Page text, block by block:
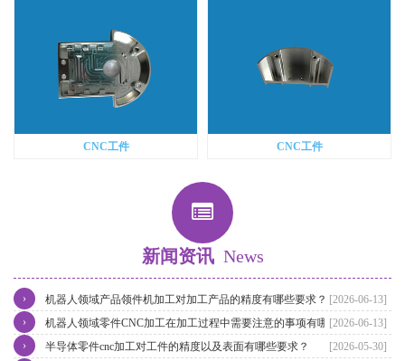
CNC工件 CNC工件
新闻资讯 News
[2026-06-13]
机器人领域产品领件机加工对加工产品的精度有哪些要求？
›
[2026-06-13]
机器人领域零件CNC加工在加工过程中需要注意的事项有哪些？
›
[2026-05-30]
半导体零件cnc加工对工件的精度以及表面有哪些要求？
›